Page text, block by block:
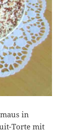
in
Torte mit